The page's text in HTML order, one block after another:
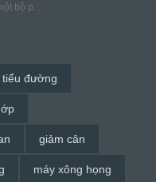
bộ p...
tiểu đường
giảm cân
máy xông họng